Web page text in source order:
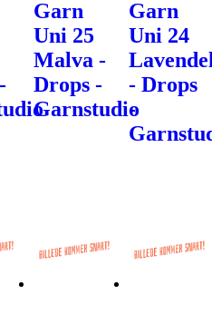
Garn
Uni 25
Malva -
Drops -
Garnstudio
Garn
Uni 24
- Drops
-